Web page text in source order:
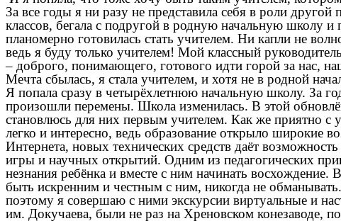
За все годы я ни разу не представила себя в роли
классов, бегала с подругой в родную начальную школу
планомерно готовилась стать учителем. Ни капли не
ведь я буду только учителем! Мой классный
– доброго, понимающего, готового идти горой за нас,
Мечта сбылась, я стала учителем, и хотя не в родной
Я попала сразу в четырёхлетнюю начальную школу. За
произошли перемены. Школа изменилась. В этой
становлюсь для них первым учителем. Как же приятно с
легко и интересно, ведь образование открыло широкие
Интернета, новых технических средств даёт
игры и научных открытий. Одним из педагогических
незнания ребёнка и вместе с ним начинать
быть искренним и честным с ним, никогда не
поэтому я совершаю с ними экскурсии виртуальные и
им. Докучаева, были не раз на Хреновском конезаводе,